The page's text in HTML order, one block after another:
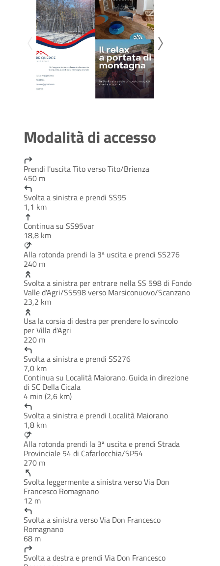
Modalità di accesso
Prendi l'uscita Tito verso Tito/Brienza
450 m
Svolta a sinistra e prendi SS95
1,1 km
Continua su SS95var
18,8 km
Alla rotonda prendi la 3ª uscita e prendi SS276
240 m
Svolta a sinistra per entrare nella SS 598 di Fondo
Valle d'Agri/SS598 verso Marsiconuovo/Scanzano
23,2 km
Usa la corsia di destra per prendere lo svincolo
per Villa d'Agri
220 m
Svolta a sinistra e prendi SS276
7,0 km
Continua su Località Maiorano. Guida in direzione
di SC Della Cicala
4 min (2,6 km)
Svolta a sinistra e prendi Località Maiorano
1,8 km
Alla rotonda prendi la 3ª uscita e prendi Strada
Provinciale 54 di Cafarlocchia/SP54
270 m
Svolta leggermente a sinistra verso Via Don
Francesco Romagnano
12 m
Svolta a sinistra verso Via Don Francesco
Romagnano
68 m
Svolta a destra e prendi Via Don Francesco